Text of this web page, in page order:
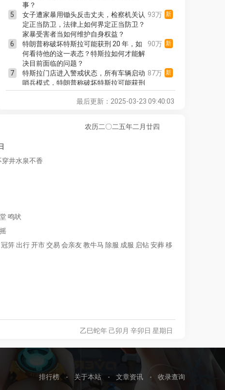
24
早睡两个月后肉眼可见的变化
22万
花3万8买了条80平的老船
21.2万
26
清明档已有11部影片定档
王蓉一公没哭却为房琪流泪
20.6万
28
陈都灵演技
29 鞠婧祎陈都灵月鳞绮纪雪夜提灯 19.9万
榜一大哥带3500页聊天记录报案
15.4万
35 哪吒2上映1个多月排片量依然霸榜
39
41
今天歼10首飞成功27周年
11.5万
46
武汉马拉松
9.3万
时代少年团cos短剧男主路透 9.1万 新
48 美一公园内口角变枪战 9万 新
49 自己在家晒的橘子皮算陈皮吗
无锡马拉松 8.6万
事？
5
女子遭家暴用锄头反击丈夫，检察机关认
定正当防卫，法律上如何界定正当防卫？
家暴受害者当如何维护自身权益？
93万 新
6
特朗普称破坏特斯拉可能获刑 20 年，如
何看待他的这一表态？特斯拉如何才能解
决目前面临的问题？
90万 新
7
特斯拉门店进入警戒状态，所有车辆启动
哨兵模式，特朗普称破坏特斯拉可能获刑
二十年，马斯克该如何扭转局面？
87万 新
南航回应称「超薄座椅」是市场主流产
80万 新
学生买房给上海教授养老，去世后教授家 75万
10 意大利在你心中的形象是什么？
13
沙特，伊万科维奇一分钟都不让他上?
18 为什么司马这一姓氏现在这么少见呢？ 53万 热
波士顿动力展示人形机器人 Atlas 新技
功能？有哪些应用场景？
52万 热
20
第 65 个「世界气象日」，如果让你创作
一个与气候有关的故事，你会怎样写？有
哪些精彩的脑洞？
最后更新：2025-03-23 09:40:03
农历二〇二五年二月廿四
井水泉不香
鸣吠
笄 出行 开市 交易 会亲友 教牛马 除服 成服 启钻 安葬 移
乙巳蛇年 己卯月 辛卯日 星期日
排行榜 - 关于本站 - 文章资讯 - 收录查询